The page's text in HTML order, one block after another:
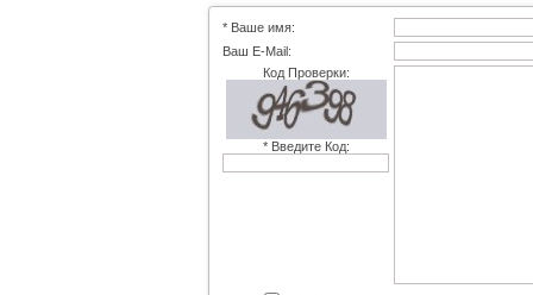
* Ваше имя:
Ваш E-Mail:
Код Проверки:
* Введите Код: